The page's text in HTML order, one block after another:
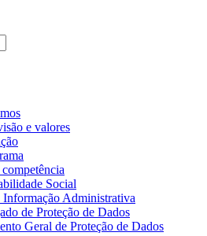
e valores
Social
Informação Administrativa
de Proteção de Dados
Geral de Proteção de Dados